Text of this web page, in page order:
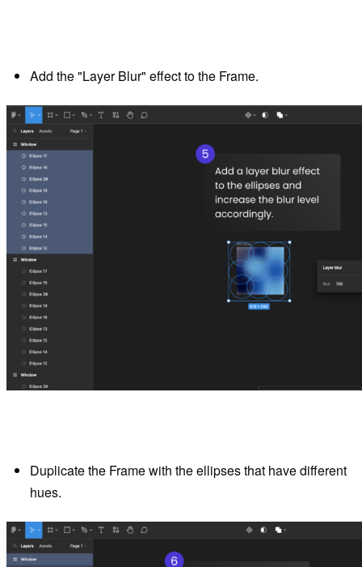
Add the "Layer Blur" effect to the Frame.
Duplicate the Frame with the ellipses that have different
hues.